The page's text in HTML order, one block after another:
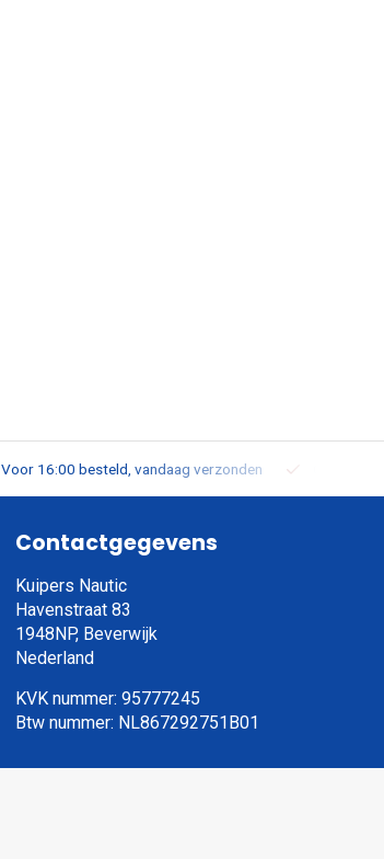
Voor 16:00 besteld, vandaag verzonden
Contactgegevens
Kuipers Nautic
Havenstraat 83
1948NP, Beverwijk
Nederland
KVK nummer: 95777245
Btw nummer: NL867292751B01